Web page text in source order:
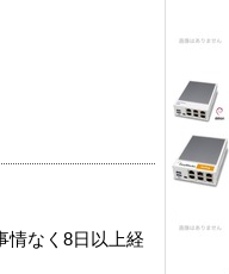
情なく8日以上経